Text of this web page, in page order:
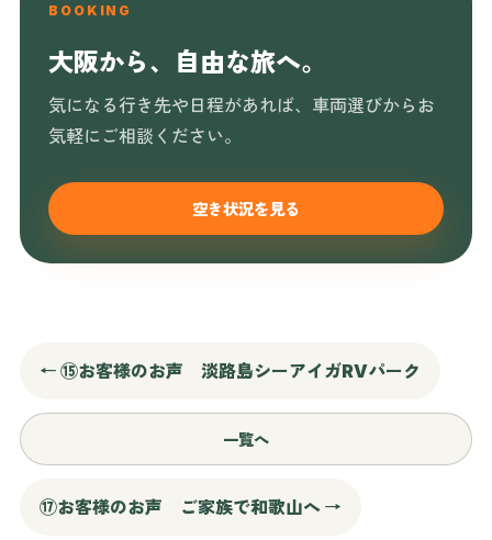
BOOKING
大阪から、自由な旅へ。
気になる行き先や日程があれば、車両選びからお
気軽にご相談ください。
空き状況を見る
← ⑮お客様のお声 淡路島シーアイガRVパーク
一覧へ
⑰お客様のお声 ご家族で和歌山へ →